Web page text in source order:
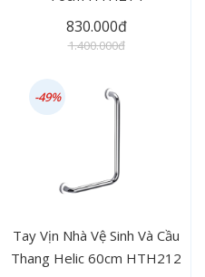
830.000đ
1.400.000đ
Tay Vịn Nhà Vệ Sinh Và Cầu
Thang Helic 60cm HTH212
-49%